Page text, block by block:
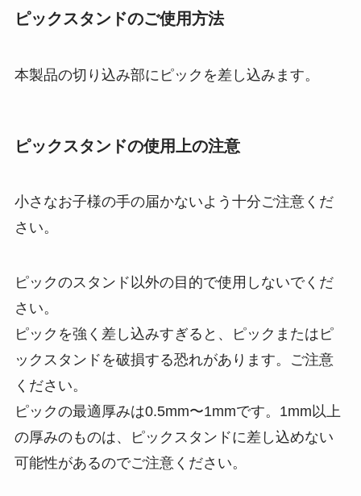
ピックスタンドのご使用方法
本製品の切り込み部にピックを差し込みます。
ピックスタンドの使用上の注意
小さなお子様の手の届かないよう十分ご注意くだ
さい。
ピックのスタンド以外の目的で使用しないでくだ
さい。
ピックを強く差し込みすぎると、ピックまたはピ
ックスタンドを破損する恐れがあります。ご注意
ください。
ピックの最適厚みは0.5mm〜1mmです。1mm以上
の厚みのものは、ピックスタンドに差し込めない
可能性があるのでご注意ください。